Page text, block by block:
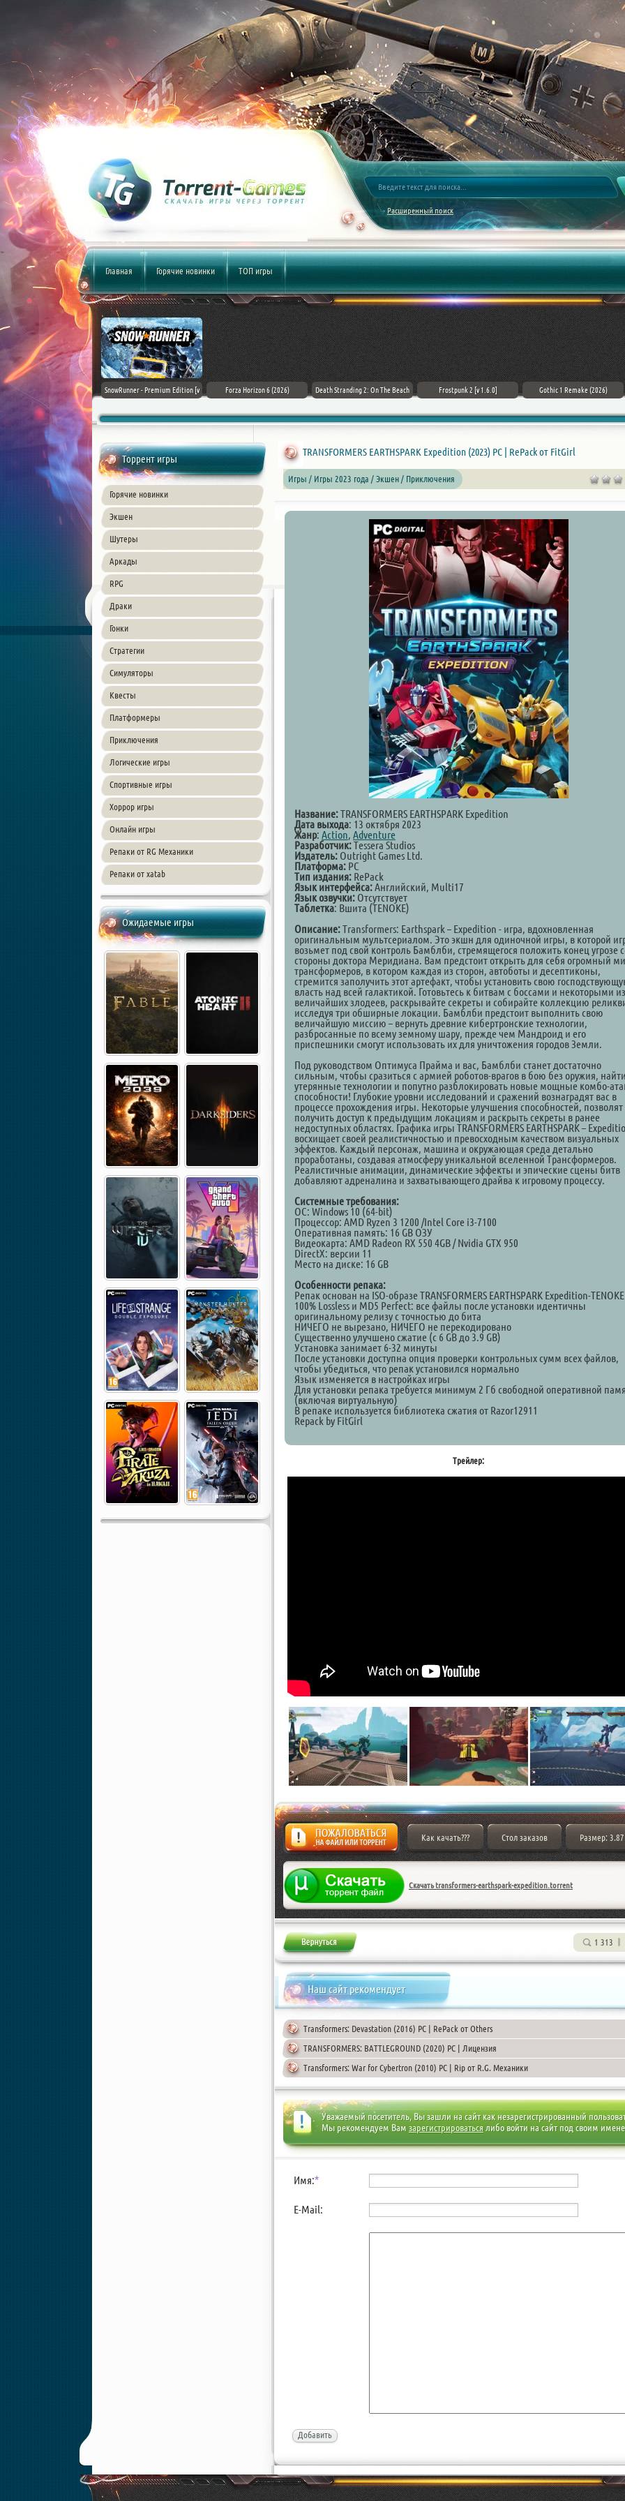
Расширенный поиск
Главная Горячие новинки ТОП игры
Assassin's Creed Black Flag
Resynced (2026) PC
SnowRunner - Premium Edition [v
Forza Horizon 6 (2026) Death Stranding 2: On The Beach Frostpunk 2 [v 1.6.0] Gothic 1 Remake (2026)
Торрент игры
Горячие новинки
Экшен
Шутеры
Аркады
RPG
Драки
Гонки
Стратегии
Симуляторы
Квесты
Платформеры
Приключения
Логические игры
Спортивные игры
Хоррор игры
Онлайн игры
Репаки от RG Механики
Репаки от xatab
Ожидаемые игры
TRANSFORMERS EARTHSPARK Expedition (2023) PC | RePack от FitGirl
Игры / Игры 2023 года / Экшен / Приключения
Название:TRANSFORMERS EARTHSPARK Expedition
Дата выхода: 13 октября 2023
Жанр: Action, Adventure
Разработчик:Tessera Studios
Издатель: Outright Games Ltd.
Платформа: PC
Тип издания: RePack
Язык интерфейса:Английский, Multi17
Язык озвучки: Отсутствует
Таблетка: Вшита (TENOKE)
Описание:Transformers: Earthspark – Expedition - игра, вдохновленная
оригинальным мультсериалом. Это экшн для одиночной игры, в которой
возьмет под свой контроль Бамблби, стремящегося положить конец угрозе
стороны доктора Меридиана. Вам предстоит открыть для себя огромный
трансформеров, в котором каждая из сторон, автоботы и десептиконы,
стремится заполучить этот артефакт, чтобы установить свою
власть над всей галактикой. Готовьтесь к битвам с боссами и некоторыми из
величайших злодеев, раскрывайте секреты и собирайте коллекцию
исследуя три обширные локации. Бамблби предстоит выполнить свою
величайшую миссию – вернуть древние кибертронские технологии,
разбросанные по всему земному шару, прежде чем Мандроид и его
приспешники смогут использовать их для уничтожения городов Земли.
Под руководством Оптимуса Прайма и вас, Бамблби станет достаточно
сильным, чтобы сразиться с армией роботов-врагов в бою без оружия,
утерянные технологии и попутно разблокировать новые мощные комбо-
способности! Глубокие уровни исследований и сражений вознаградят вас в
процессе прохождения игры. Некоторые улучшения способностей, позволят
получить доступ к предыдущим локациям и раскрыть секреты в ранее
недоступных областях. Графика игры TRANSFORMERS EARTHSPARK –
восхищает своей реалистичностью и превосходным качеством визуальных
эффектов. Каждый персонаж, машина и окружающая среда детально
проработаны, создавая атмосферу уникальной вселенной Трансформеров.
Реалистичные анимации, динамические эффекты и эпические сцены битв
добавляют адреналина и захватывающего драйва к игровому процессу.
Системные требования:
ОС: Windows 10 (64-bit)
Процессор: AMD Ryzen 3 1200 /Intel Core i3-7100
Оперативная память: 16 GB ОЗУ
Видеокарта: AMD Radeon RX 550 4GB / Nvidia GTX 950
DirectX: версии 11
Место на диске: 16 GB
Особенности репака:
Репак основан на ISO-образе TRANSFORMERS EARTHSPARK Expedition-TENOKE
100% Lossless и MD5 Perfect: все файлы после установки идентичны
оригинальному релизу с точностью до бита
НИЧЕГО не вырезано, НИЧЕГО не перекодировано
Существенно улучшено сжатие (с 6 GB до 3.9 GB)
Установка занимает 6-32 минуты
После установки доступна опция проверки контрольных сумм всех файлов,
чтобы убедиться, что репак установился нормально
Язык изменяется в настройках игры
Для установки репака требуется минимум 2 Гб свободной оперативной
(включая виртуальную)
В репаке используется библиотека сжатия от Razor12911
Repack by FitGirl
Трейлер:
Жалоба
Как качать??? Стол заказов Размер:
Скачать transformers-earthspark-expedition.torrent
1 313
Наш сайт рекомендует
Transformers: Devastation (2016) PC | RePack от Others
TRANSFORMERS: BATTLEGROUND (2020) PC | Лицензия
Transformers: War for Cybertron (2010) PC | Rip от R.G. Механики
Уважаемый посетитель, Вы зашли на сайт как незарегистрированный
Мы рекомендуем Вам зарегистрироватьсялибо войти на сайт под своим
Имя:*
E-Mail:
Добавить